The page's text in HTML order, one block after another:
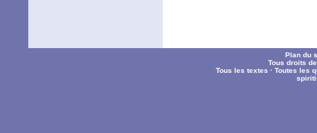
Plan du
Tous droits
Tous les textes ·Toutes les